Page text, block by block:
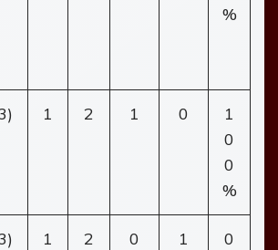
%
1 2 1 0
1
0
0
%
1 2 0 1
0